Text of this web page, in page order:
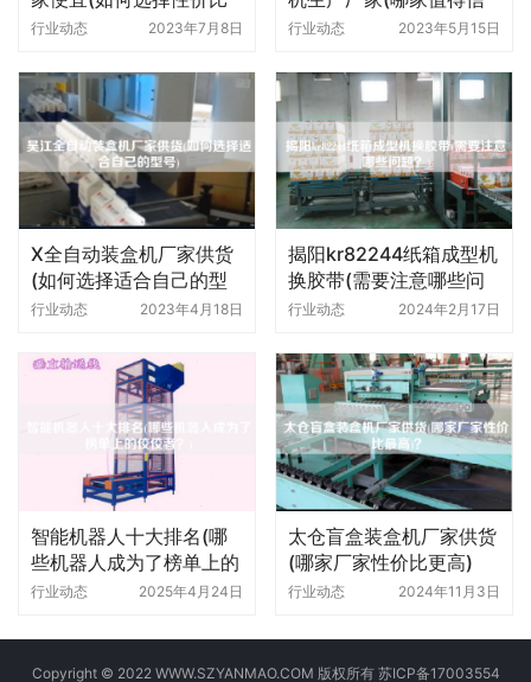
更高的供应商)
行业动态 2023年7月8日
赖)
行业动态 2023年5月15日
X全自动装盒机厂家供货
(如何选择适合自己的型
号)
行业动态 2023年4月18日
揭阳kr82244纸箱成型机
换胶带(需要注意哪些问
题)
行业动态 2024年2月17日
智能机器人十大排名(哪
些机器人成为了榜单上的
佼佼者)
行业动态 2025年4月24日
太仓盲盒装盒机厂家供货
(哪家厂家性价比更高)
行业动态 2024年11月3日
Copyright © 2022 WWW.SZYANMAO.COM 版权所有 苏ICP备17003554